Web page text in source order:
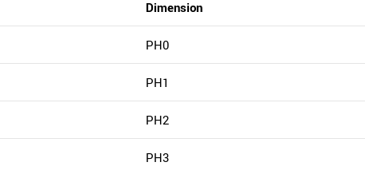
Dimension
PH0
PH1
PH2
PH3